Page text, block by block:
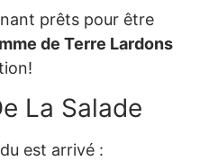
prêts pour être
de Terre Lardons
La Salade
est arrivé :